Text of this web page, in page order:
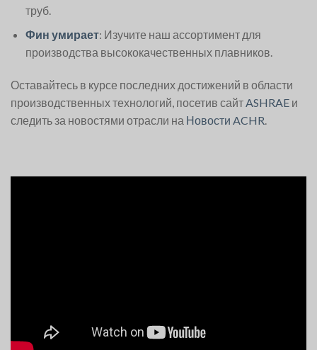
труб.
Фин умирает: Изучите наш ассортимент для
производства высококачественных плавников.
Оставайтесь в курсе последних достижений в области
производственных технологий, посетив сайтASHRAE и
следить за новостями отрасли на Новости ACHR.